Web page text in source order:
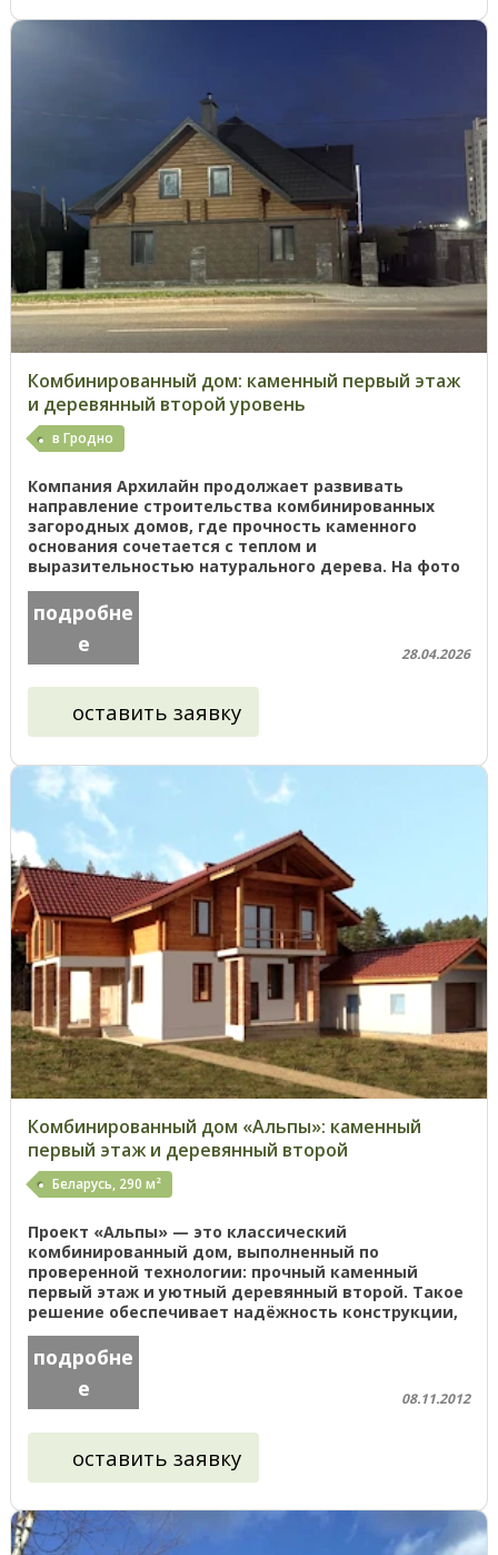
Комбинированный дом: каменный первый этаж
и деревянный второй уровень
в Гродно
Компания Архилайн продолжает развивать
направление строительства комбинированных
загородных домов, где прочность каменного
основания сочетается с теплом и
выразительностью натурального дерева. На фото
представлен деревянный дом на капитальном ...
подробне
е
28.04.2026
оставить заявку
Комбинированный дом «Альпы»: каменный
первый этаж и деревянный второй
Беларусь, 290 м²
Проект «Альпы» — это классический
комбинированный дом, выполненный по
проверенной технологии: прочный каменный
первый этаж и уютный деревянный второй. Такое
решение обеспечивает надёжность конструкции,
долговечность и комфортный микроклимат для ...
подробне
е
08.11.2012
оставить заявку